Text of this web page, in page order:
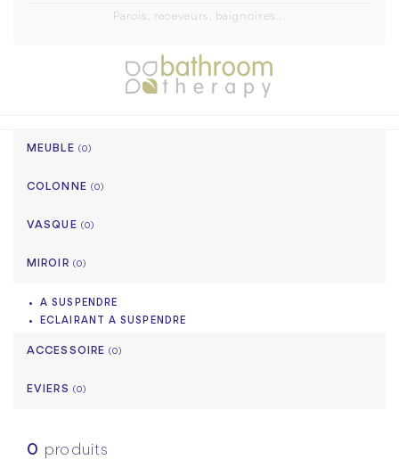
Parois, receveurs, baignoires...
MEUBLE (0)
COLONNE (0)
VASQUE (0)
MIROIR (0)
A SUSPENDRE
ECLAIRANT A SUSPENDRE
ACCESSOIRE(0)
EVIERS (0)
0 produits